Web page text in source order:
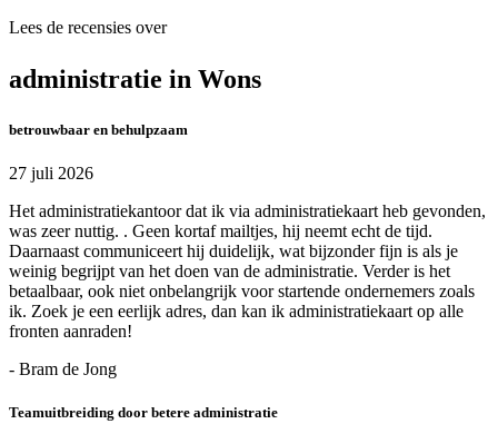
Lees de recensies over
administratie in Wons
betrouwbaar en behulpzaam
27 juli 2026
Het administratiekantoor dat ik via administratiekaart heb gevonden,
was zeer nuttig. . Geen kortaf mailtjes, hij neemt echt de tijd.
Daarnaast communiceert hij duidelijk, wat bijzonder fijn is als je
weinig begrijpt van het doen van de administratie. Verder is het
betaalbaar, ook niet onbelangrijk voor startende ondernemers zoals
ik. Zoek je een eerlijk adres, dan kan ik administratiekaart op alle
fronten aanraden!
- Bram de Jong
Teamuitbreiding door betere administratie